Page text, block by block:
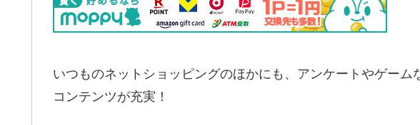
いつものネットショッピングのほかにも、アンケートやゲー
コンテンツが充実！